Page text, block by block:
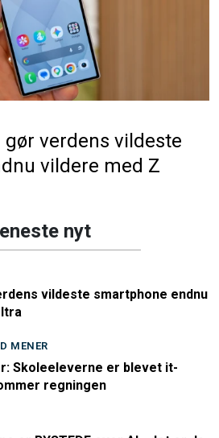
gør verdens vildeste
vildere med Z
nyt
vildeste smartphone endnu
MENER
Skoleeleverne er blevet it-
regningen